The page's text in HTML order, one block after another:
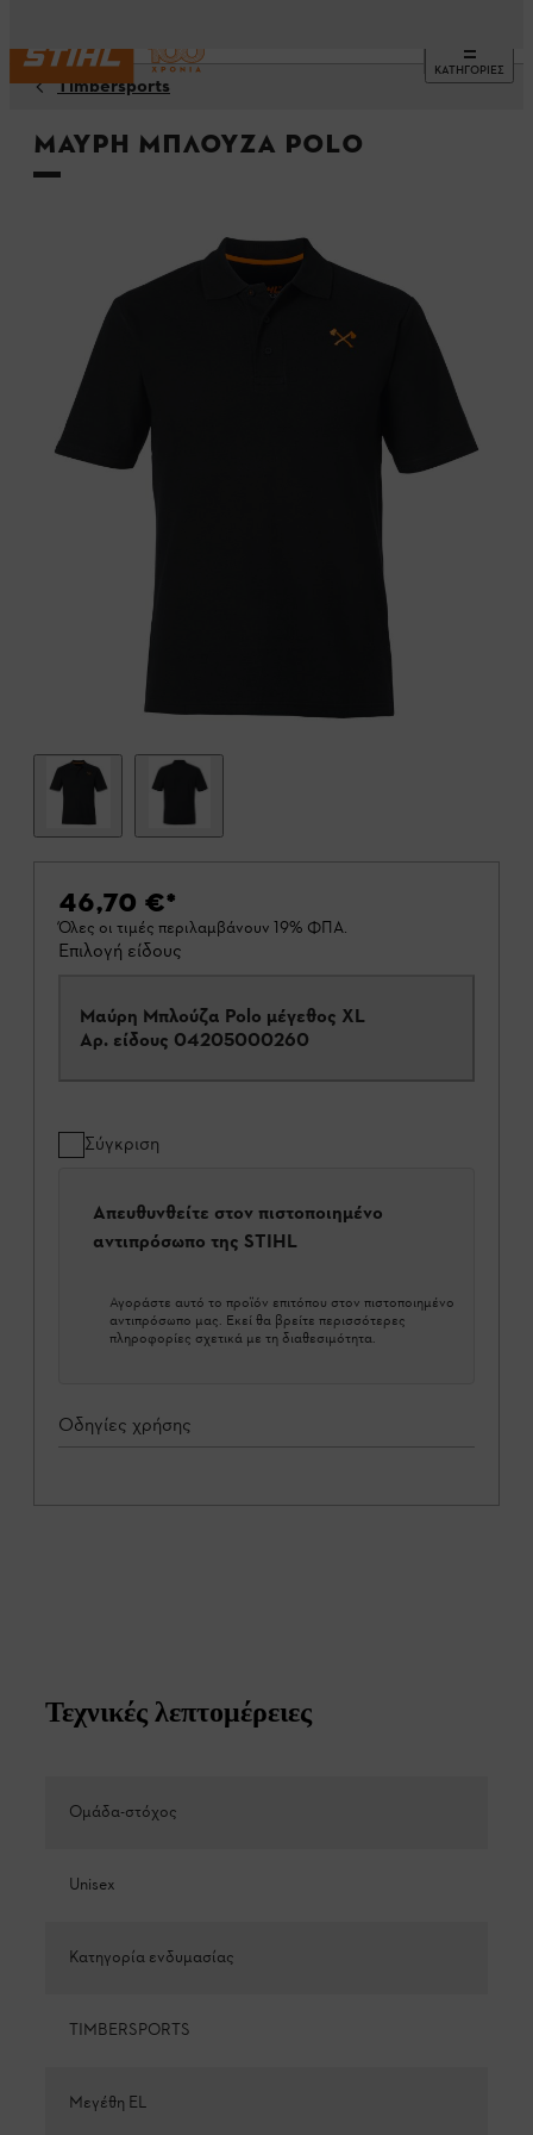
ΚΑΤΗΓΟΡΙΕΣ
Timbersports
Μαύρη Μπλούζα Polo
46,70 €*
Όλες οι τιμές περιλαμβάνουν 19% ΦΠΑ.
Επιλογή είδους
Μαύρη Μπλούζα Polo μέγεθος XL
Αρ. είδους 04205000260
Σύγκριση
Απευθυνθείτε στον πιστοποιημένο
αντιπρόσωπο της STIHL
Αγοράστε αυτό το προϊόν επιτόπου στον πιστοποιημένο
αντιπρόσωπο μας. Εκεί θα βρείτε περισσότερες
πληροφορίες σχετικά με τη διαθεσιμότητα.
Οδηγίες χρήσης
Τεχνικές λεπτομέρειες
Ομάδα-στόχος
Unisex
Κατηγορία ενδυμασίας
TIMBERSPORTS
Μεγέθη EL